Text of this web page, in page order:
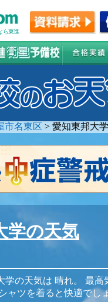
ら東進
市名東区 > 愛知東邦大学
学の天気
学の天気は 晴れ。 最高
ャツを着ると快適でし